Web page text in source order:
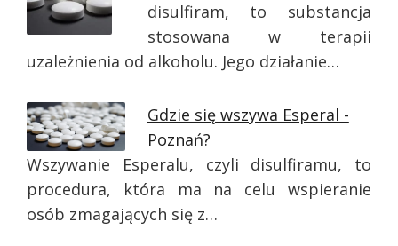
disulfiram, to substancja
stosowana w terapii
uzależnienia od alkoholu. Jego działanie…
Gdzie się wszywa Esperal -
Poznań?
Wszywanie Esperalu, czyli disulfiramu, to
procedura, która ma na celu wspieranie
osób zmagających się z…